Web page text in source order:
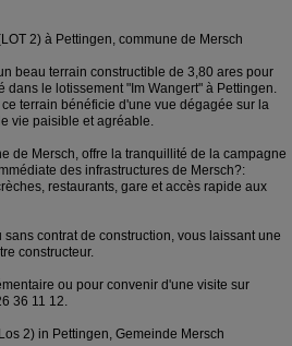
2) à Pettingen, commune de Mersch
beau terrain constructible de 3,80 ares pour
dans le lotissement "Im Wangert" à Pettingen.
terrain bénéficie d'une vue dégagée sur la
vie paisible et agréable.
de Mersch, offre la tranquillité de la campagne
des infrastructures de Mersch?:
restaurants, gare et accès rapide aux
contrat de construction, vous laissant une
constructeur.
ou pour convenir d'une visite sur
36 11 12.
2) in Pettingen, Gemeinde Mersch